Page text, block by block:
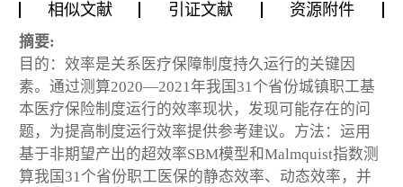
相似文献
引证文献 资源附件
摘要:
目的：效率是关系医疗保障制度持久运行的关键因
素。通过测算2020—2021年我国31个省份城镇职工基
本医疗保险制度运行的效率现状，发现可能存在的问
题，为提高制度运行效率提供参考建议。方法：运用
基于非期望产出的超效率SBM模型和Malmquist指数测
算我国31个省份职工医保的静态效率、动态效率，并